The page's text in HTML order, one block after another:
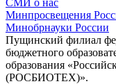
Минпросвещения
Минобрнауки России
Пущинский филиал
бюджетного
образования
(РОСБИОТЕХ)».